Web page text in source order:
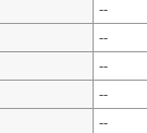
--
--
--
--
--